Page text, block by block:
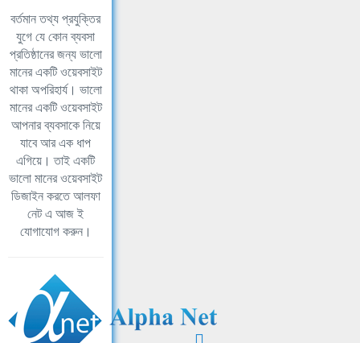
বর্তমান তথ্য প্রযুক্তির
যুগে যে কোন ব্যবসা
প্রতিষ্ঠানের জন্য ভালো
মানের একটি ওয়েবসাইট
থাকা অপরিহার্য। ভালো
মানের একটি ওয়েবসাইট
আপনার ব্যবসাকে নিয়ে
যাবে আর এক ধাপ
এগিয়ে। তাই একটি
ভালো মানের ওয়েবসাইট
ডিজাইন করতে আলফা
নেট এ আজ ই
যোগাযোগ করুন।